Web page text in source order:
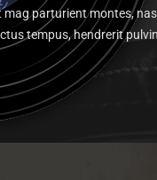
mag parturient montes,
tempus, hendrerit